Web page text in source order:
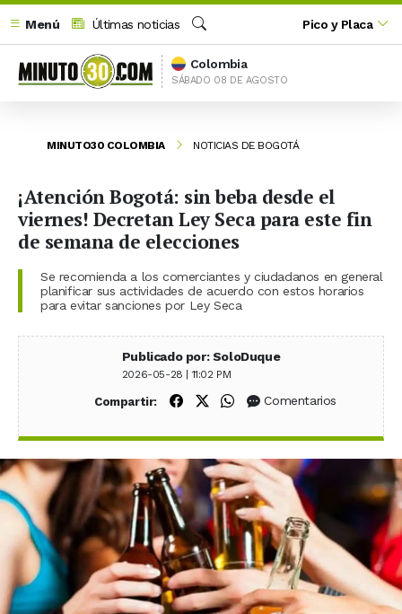
Menú
Últimas noticias
Buscar
Pico y Placa
Colombia
SÁBADO 08 DE AGOSTO
MINUTO30 COLOMBIA NOTICIAS DE BOGOTÁ
¡Atención Bogotá: sin beba desde el
viernes! Decretan Ley Seca para este fin
de semana de elecciones
Se recomienda a los comerciantes y ciudadanos en general
planificar sus actividades de acuerdo con estos horarios
para evitar sanciones por Ley Seca
Publicado por: SoloDuque
2026-05-28 | 11:02 PM
Compartir: Compartir en Facebook
Compartir en X (Twitter)
Compartir en WhatsApp
Comentarios